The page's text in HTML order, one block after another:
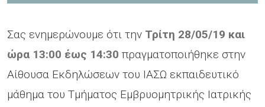
Σας ενημερώνουμε ότι την Τρίτη 28/05/19 και
ώρα 13:00 έως 14:30 πραγματοποιήθηκε στην
Αίθουσα Εκδηλώσεων του ΙΑΣΩ εκπαιδευτικό
μάθημα του Τμήματος Εμβρυομητρικής Ιατρικής